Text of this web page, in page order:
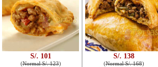
S/. 101
(Normal S/. 123)
S/. 138
(Normal S/. 168)